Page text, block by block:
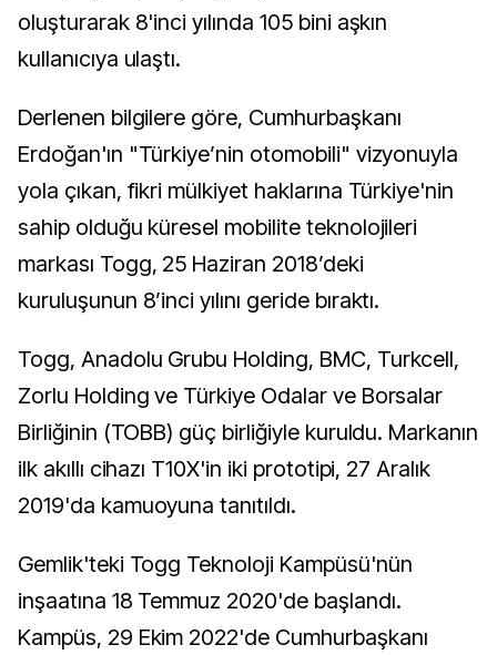
oluşturarak 8'inci yılında 105 bini aşkın
kullanıcıya ulaştı.
Derlenen bilgilere göre, Cumhurbaşkanı
Erdoğan'ın "Türkiye’nin otomobili" vizyonuyla
yola çıkan, fikri mülkiyet haklarına Türkiye'nin
sahip olduğu küresel mobilite teknolojileri
markası Togg, 25 Haziran 2018’deki
kuruluşunun 8’inci yılını geride bıraktı.
Togg, Anadolu Grubu Holding, BMC, Turkcell,
Zorlu Holding ve Türkiye Odalar ve Borsalar
Birliğinin (TOBB) güç birliğiyle kuruldu. Markanın
ilk akıllı cihazı T10X'in iki prototipi, 27 Aralık
2019'da kamuoyuna tanıtıldı.
Gemlik'teki Togg Teknoloji Kampüsü'nün
inşaatına 18 Temmuz 2020'de başlandı.
Kampüs, 29 Ekim 2022'de Cumhurbaşkanı